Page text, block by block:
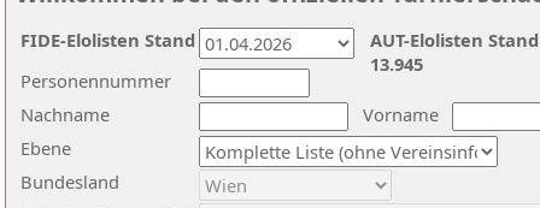
Nachname
Vorname
Ebene
Personennummer
Bundesland
AUT-Elolisten
13.945
FIDE-Elolisten Stand